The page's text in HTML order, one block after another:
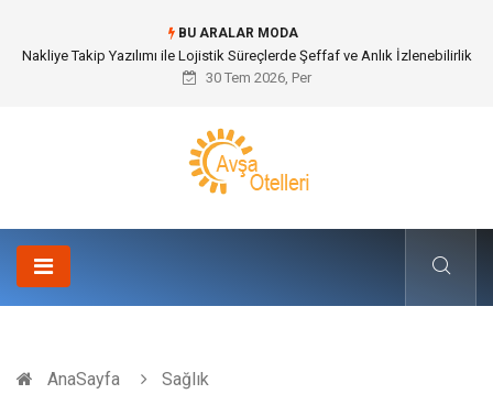
BU ARALAR MODA
Nakliye Takip Yazılımı ile Lojistik Süreçlerde Şeffaf ve Anlık İzlenebilirlik
30 Tem 2026, Per
AnaSayfa
Sağlık